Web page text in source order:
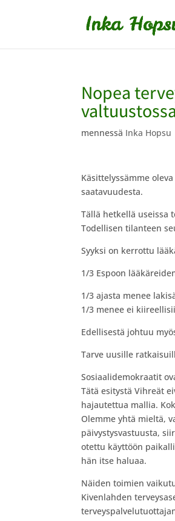
Nopea
mennessä Inka Hopsu
Käsittelyssämme
saatavuudesta.
Tällä hetkellä useissa
Todellisen tilanteen
Syyksi on kerrottu
1/3 Espoon
1/3 ajasta menee
1/3 menee ei
Edellisestä johtuu
Tarve uusille
Sosiaalidemokraatit
Tätä esitystä Vihreät
hajautettua mallia.
Olemme yhtä mieltä,
päivystysvastuusta,
otettu käyttöön
hän itse haluaa.
Näiden toimien
Kivenlahden